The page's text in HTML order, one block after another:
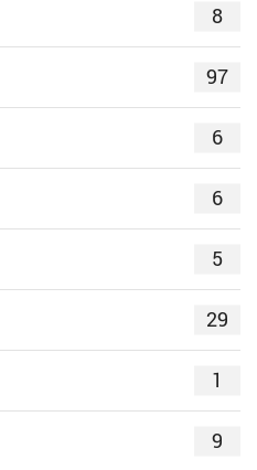
8
97
6
6
5
29
1
9